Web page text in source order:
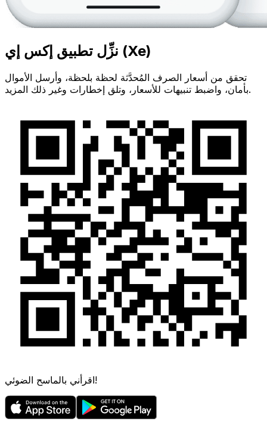
نزِّل تطبيق إكس إي (Xe)
تحقق من أسعار الصرف المُحدَّثة لحظة بلحظة، وأرسل الأموال
بأمان، واضبط تنبيهات للأسعار، وتلق إخطارات وغير ذلك المزيد.
اقرأني بالماسح الضوئي!